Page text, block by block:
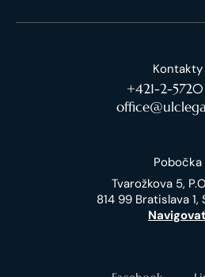
Kontakty
+421-2-5720
Pobočka
Tvarožkova 5,
814 99 Bratislava 1,